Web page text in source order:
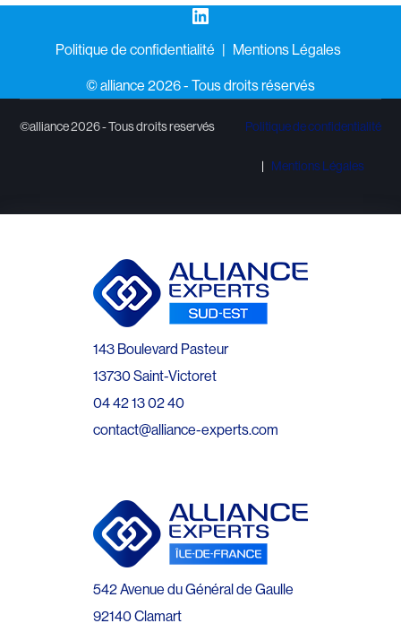
LinkedIn
Politique de confidentialité
Mentions Légales
©️ alliance 2026 - Tous droits réservés
©alliance 2026 - Tous droits reservés Politique de confidentialité
Mentions Légales
143 Boulevard Pasteur
13730 Saint-Victoret
04 42 13 02 40
contact@alliance-experts.com
542 Avenue du Général de Gaulle
92140 Clamart